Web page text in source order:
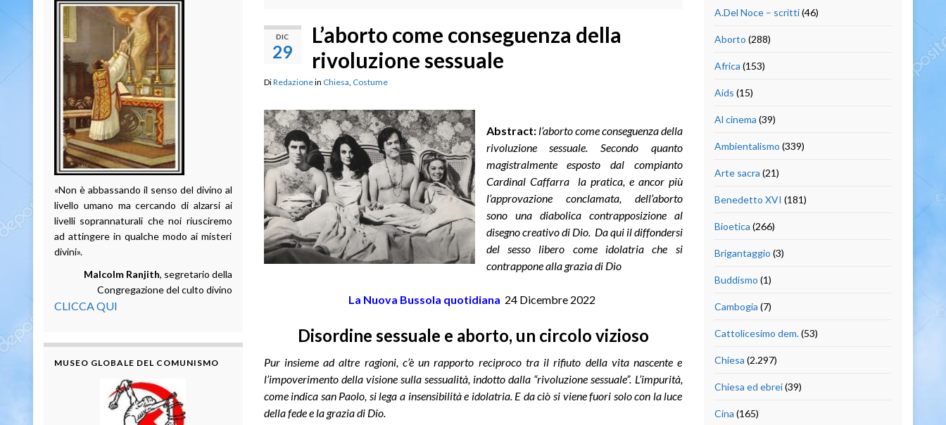
DIC
29
L’aborto come conseguenza della
rivoluzione sessuale
DiRedazionein Chiesa Costume
Abstract: l’aborto come conseguenza della
rivoluzione sessuale. Secondo quanto
magistralmente esposto dal compianto
Cardinal Caffarra la pratica, e ancor più
l’approvazione conclamata, dell’aborto
sono una diabolica contrapposizione al
disegno creativo di Dio. Da qui il diffondersi
del sesso libero come idolatria che si
contrappone alla grazia di Dio
La Nuova Bussola quotidiana 24 Dicembre 2022
Disordine sessuale e aborto, un circolo vizioso
Pur insieme ad altre ragioni, c’è un rapporto reciproco tra il rifiuto della vita nascente e
l’impoverimento della visione sulla sessualità, indotto dalla “rivoluzione sessuale”. L’impurità,
come indica san Paolo, si lega a insensibilità e idolatria. E da ciò si viene fuori solo con la luce
della fede e la grazia di Dio.
«Non è abbassando il senso del divino al
livello umano ma cercando di alzarsi ai
livelli soprannaturali che noi riusciremo
ad attingere in qualche modo ai misteri
divini».
Malcolm Ranjith, segretario della
Congregazione del culto divino
CLICCA QUI
MUSEO GLOBALE DEL COMUNISMO
A.Del Noce – scritti(46)
Aborto (288)
Africa (153)
Aids (15)
Al cinema (39)
Ambientalismo (339)
Arte sacra (21)
Benedetto XVI (181)
Bioetica (266)
Brigantaggio (3)
Buddismo (1)
Cambogia (7)
Cattolicesimo dem.(53)
Chiesa (2.297)
Chiesa ed ebrei(39)
Cina (165)